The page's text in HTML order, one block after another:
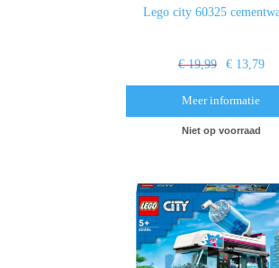
Lego city 60325
€ 19,99 € 13,79
Meer informatie
Niet op voorraad